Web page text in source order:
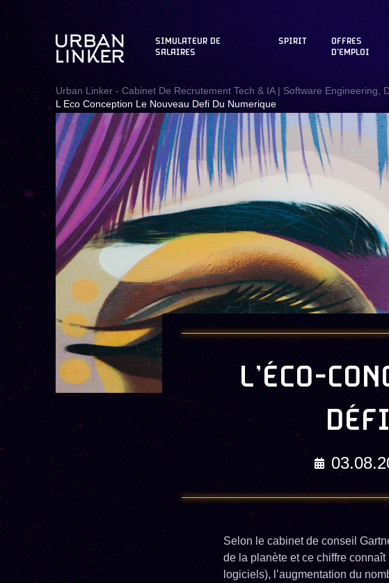
SIMULATEUR DE
SALAIRES
SPIRIT
OFFRES
D'EMPLOI
Urban Linker - Cabinet De Recrutement Tech & IA | Software Engineering,
L Eco Conception Le Nouveau Defi Du Numerique
L’ÉCO-
Selon le cabinet de conseil
de la planète et ce chiffre
logiciels), l’augmentation du